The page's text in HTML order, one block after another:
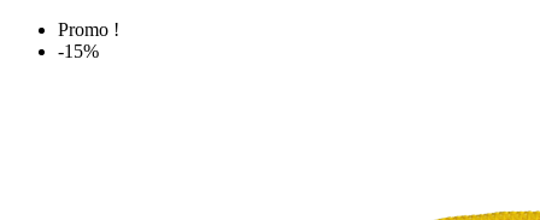
Promo !
-15%